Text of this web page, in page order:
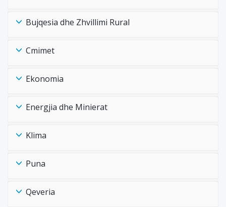
Bujqesia dhe Zhvillimi Rural
Cmimet
Ekonomia
Energjia dhe Minierat
Klima
Puna
Qeveria